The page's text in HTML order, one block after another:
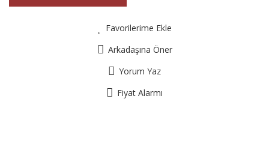
Favorilerime Ekle
Arkadaşına Öner
Yorum Yaz
Fiyat Alarmı